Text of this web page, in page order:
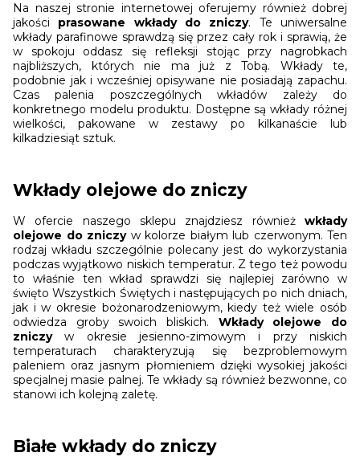
Na naszej stronie internetowej oferujemy również dobrej
jakości prasowane wkłady do zniczy. Te uniwersalne
wkłady parafinowe sprawdzą się przez cały rok i sprawią, że
w spokoju oddasz się refleksji stojąc przy nagrobkach
najbliższych, których nie ma już z Tobą. Wkłady te,
podobnie jak i wcześniej opisywane nie posiadają zapachu.
Czas palenia poszczególnych wkładów zależy do
konkretnego modelu produktu. Dostępne są wkłady różnej
wielkości, pakowane w zestawy po kilkanaście lub
kilkadziesiąt sztuk.
Wkłady olejowe do zniczy
W ofercie naszego sklepu znajdziesz również wkłady
olejowe do zniczy w kolorze białym lub czerwonym. Ten
rodzaj wkładu szczególnie polecany jest do wykorzystania
podczas wyjątkowo niskich temperatur. Z tego też powodu
to właśnie ten wkład sprawdzi się najlepiej zarówno w
święto Wszystkich Świętych i następujących po nich dniach,
jak i w okresie bożonarodzeniowym, kiedy też wiele osób
odwiedza groby swoich bliskich. Wkłady olejowe do
zniczyw okresie jesienno-zimowym i przy niskich
temperaturach charakteryzują się bezproblemowym
paleniem oraz jasnym płomieniem dzięki wysokiej jakości
specjalnej masie palnej. Te wkłady są również bezwonne, co
stanowi ich kolejną zaletę.
Białe wkłady do zniczy